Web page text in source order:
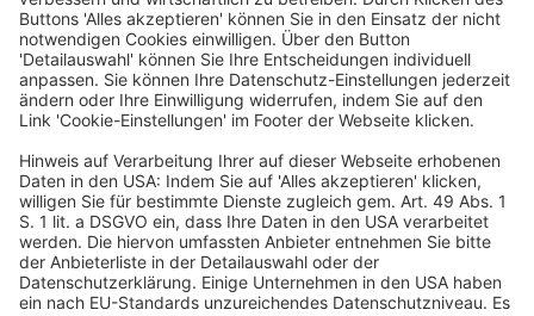
2. Nach Abschnitt 1 Abs. 2 der Anlage zum TV EntgO-L
erfolgt eine Höhergruppierung unter denselben
Voraussetzungen wie eine Beförderung bei einer
vergleichbaren beamteten Lehrkraft an dieser
Schulform. Danach setzt eine Höhergruppierung voraus,
dass die Lehrkraft die für vergleichbare Beamte
geltenden Beförderungsvoraussetzungen erfüllt. Eine
Ausnahme gilt für das Erfordernis der
Laufbahnzweigbefähigung; diese ist ebenso wie ein
Antrag auf einen Laufbahnwechsel nicht erforderlich
(Rn. 33, 36 ff.).
3. Nach Abschnitt 1 Abs. 4 Satz 1 der Anlage zum TV